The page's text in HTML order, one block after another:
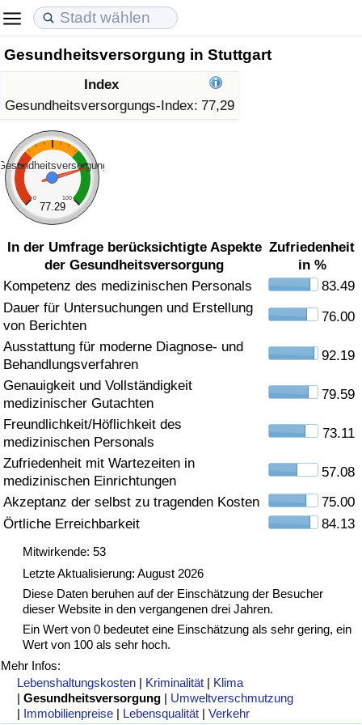
Gesundheitsversorgung in Stuttgart
Index
Gesundheitsversorgungs-Index: 77,29
0 100
77.29
In der Umfrage berücksichtigte Aspekte
der Gesundheitsversorgung
Zufriedenheit
in %
Kompetenz des medizinischen Personals
83.49
Dauer für Untersuchungen und Erstellung
von Berichten
76.00
Ausstattung für moderne Diagnose- und
Behandlungsverfahren
92.19
Genauigkeit und Vollständigkeit
medizinischer Gutachten
79.59
Freundlichkeit/Höflichkeit des
medizinischen Personals
73.11
Zufriedenheit mit Wartezeiten in
medizinischen Einrichtungen
57.08
Akzeptanz der selbst zu tragenden Kosten
75.00
Örtliche Erreichbarkeit
84.13
Mitwirkende: 53
Letzte Aktualisierung: August 2026
Diese Daten beruhen auf der Einschätzung der Besucher
dieser Website in den vergangenen drei Jahren.
Ein Wert von 0 bedeutet eine Einschätzung als sehr gering, ein
Wert von 100 als sehr hoch.
Mehr Infos:
Lebenshaltungskosten | Kriminalität | Klima
|Gesundheitsversorgung | Umweltverschmutzung
| Immobilienpreise | Lebensqualität |Verkehr
Lebenshaltungskosten
Lebenshaltungskosten-Index (aktuell)
Lebenshaltungskosten-Index
Lebenshaltungskosten-Index nach Land
in Akaba
Immobilienpreise
Immobilienpreis-Index (aktuell)
Immobilienpreis-Index
Immobilienpreis-Index nach Land
Lebensqualität
Lebensqualität-Index
Lebensqualität-Index (aktuell)
Lebensqualitätsindex nach Land
Kriminalität
Kriminalitäts-Index (aktuell)
Kriminalitäts-Index
Kriminalitätsindex nach Land
Gesundheitsversorgung
Gesundheitsversorgungs-Index (aktuell)
Gesundheitsversorgungs-Index
Gesundheitsversorgungs-Index nach Land
Umweltverschmutzung
Umweltverschmutzungs-Index (aktuell)
Verschmutzungsindex
Umweltverschmutzungs-Index nach Land
Verkehr